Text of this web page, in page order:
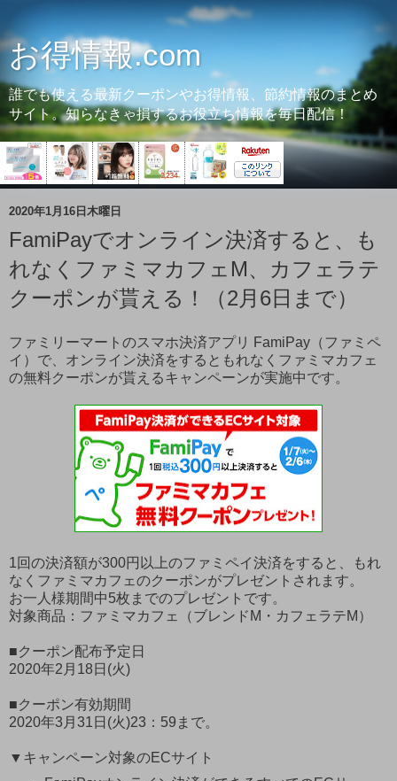
お得情報.com
誰でも使える最新クーポンやお得情報、節約情報のまとめ
サイト。知らなきゃ損するお役立ち情報を毎日配信！
2020年1月16日木曜日
FamiPayでオンライン決済すると、も
れなくファミマカフェM、カフェラテ
クーポンが貰える！（2月6日まで）
ファミリーマートのスマホ決済アプリ FamiPay（ファミペ
イ）で、オンライン決済をするともれなくファミマカフェ
の無料クーポンが貰えるキャンペーンが実施中です。
1回の決済額が300円以上のファミペイ決済をすると、もれ
なくファミマカフェのクーポンがプレゼントされます。
お一人様期間中5枚までのプレゼントです。
対象商品：ファミマカフェ（ブレンドM・カフェラテM）
■クーポン配布予定日
2020年2月18日(火)
■クーポン有効期間
2020年3月31日(火)23：59まで。
▼キャンペーン対象のECサイト